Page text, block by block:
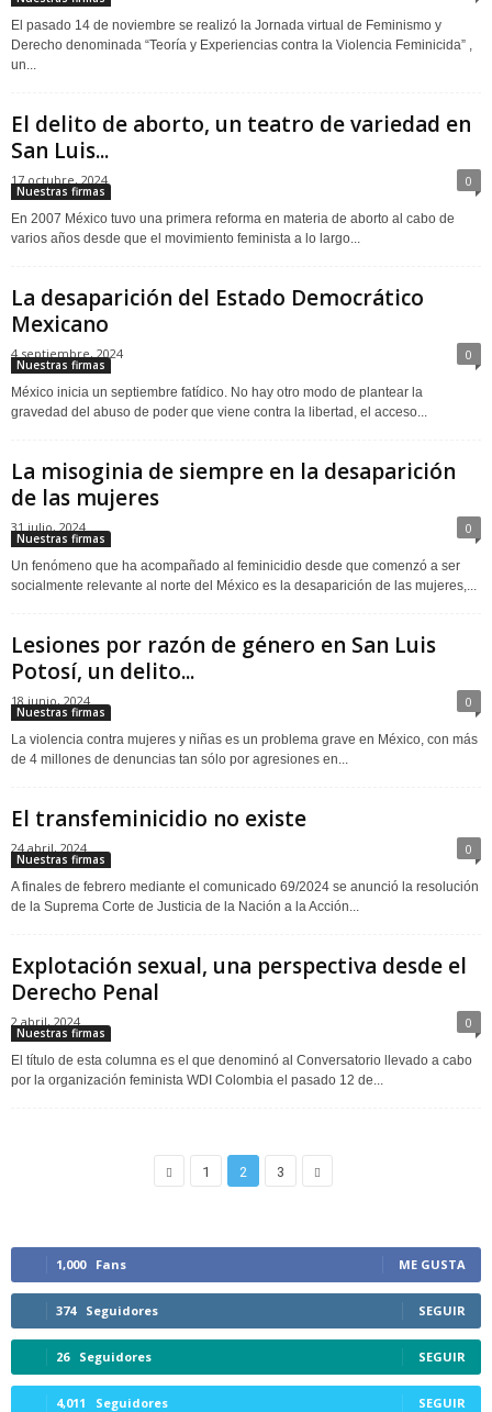
El pasado 14 de noviembre se realizó la Jornada virtual de Feminismo y
Derecho denominada “Teoría y Experiencias contra la Violencia Feminicida” ,
un...
El delito de aborto, un teatro de variedad en
San Luis...
17 octubre, 2024 0
Nuestras firmas
En 2007 México tuvo una primera reforma en materia de aborto al cabo de
varios años desde que el movimiento feminista a lo largo...
La desaparición del Estado Democrático
Mexicano
4 septiembre, 2024 0
Nuestras firmas
México inicia un septiembre fatídico. No hay otro modo de plantear la
gravedad del abuso de poder que viene contra la libertad, el acceso...
La misoginia de siempre en la desaparición
de las mujeres
31 julio, 2024 0
Nuestras firmas
Un fenómeno que ha acompañado al feminicidio desde que comenzó a ser
socialmente relevante al norte del México es la desaparición de las mujeres,...
Lesiones por razón de género en San Luis
Potosí, un delito...
18 junio, 2024 0
Nuestras firmas
La violencia contra mujeres y niñas es un problema grave en México, con más
de 4 millones de denuncias tan sólo por agresiones en...
El transfeminicidio no existe
24 abril, 2024 0
Nuestras firmas
A finales de febrero mediante el comunicado 69/2024 se anunció la resolución
de la Suprema Corte de Justicia de la Nación a la Acción...
Explotación sexual, una perspectiva desde el
Derecho Penal
2 abril, 2024 0
Nuestras firmas
El título de esta columna es el que denominó al Conversatorio llevado a cabo
por la organización feminista WDI Colombia el pasado 12 de...
1 2 3
1,000 Fans ME GUSTA
374 Seguidores SEGUIR
26 Seguidores SEGUIR
4,011 Seguidores SEGUIR